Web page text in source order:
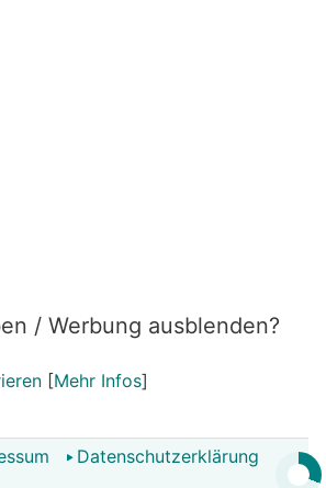
/ Werbung ausblenden?
[Mehr Infos]
Datenschutzerklärung